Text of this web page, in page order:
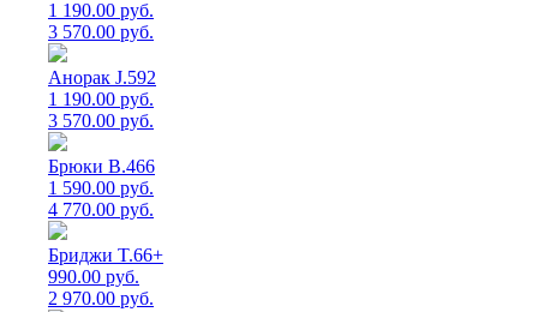
1 190.00 руб.
3 570.00 руб.
Анорак J.592
1 190.00 руб.
3 570.00 руб.
Брюки B.466
1 590.00 руб.
4 770.00 руб.
Бриджи T.66+
990.00 руб.
2 970.00 руб.